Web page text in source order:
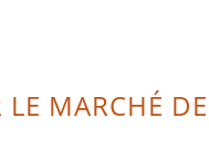
LE MARCHÉ DE